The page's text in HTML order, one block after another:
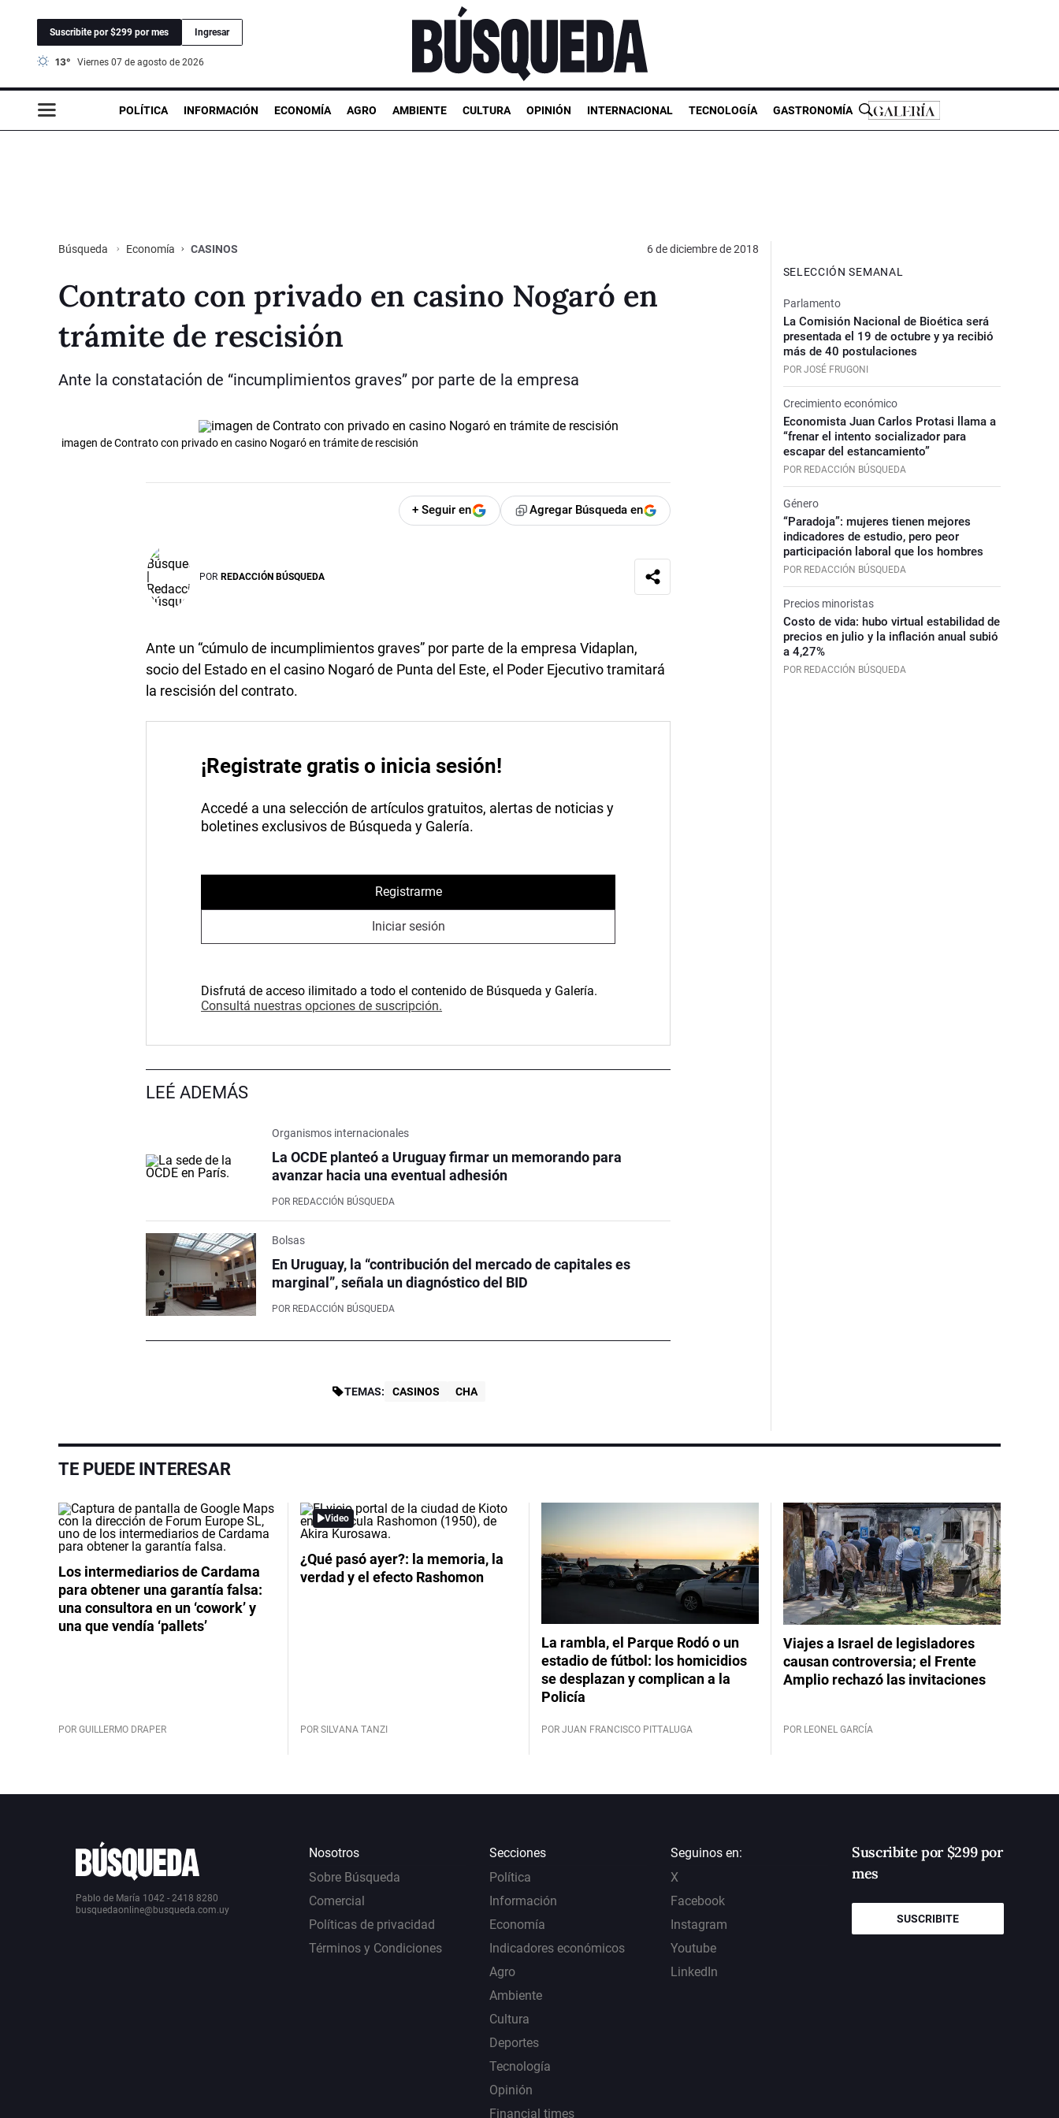
Suscribite por $299 por mes Ingresar
13° viernes 07 de agosto de 2026
POLÍTICA INFORMACIÓN ECONOMÍA AGRO AMBIENTE CULTURA OPINIÓN INTERNACIONAL TECNOLOGÍA GASTRONOMÍA
Búsqueda Economía CASINOS 6 de diciembre de 2018
Contrato con privado en casino Nogaró en
trámite de rescisión
Ante la constatación de “incumplimientos graves” por parte de la empresa
imagen de Contrato con privado en casino Nogaró en trámite de rescisión
+ Seguir en Agregar Búsqueda en
POR REDACCIÓN BÚSQUEDA
Ante un “cúmulo de incumplimientos graves” por parte de la empresa Vidaplan,
socio del Estado en el casino Nogaró de Punta del Este, el Poder Ejecutivo tramitará
la rescisión del contrato.
¡Registrate gratis o inicia sesión!
Accedé a una selección de artículos gratuitos, alertas de noticias y
boletines exclusivos de Búsqueda y Galería.
Registrarme
Iniciar sesión
Disfrutá de acceso ilimitado a todo el contenido de Búsqueda y Galería.
Consultá nuestras opciones de suscripción.
LEÉ ADEMÁS
Organismos internacionales
La OCDE planteó a Uruguay firmar un memorando para
avanzar hacia una eventual adhesión
POR REDACCIÓN BÚSQUEDA
Bolsas
En Uruguay, la “contribución del mercado de capitales es
marginal”, señala un diagnóstico del BID
POR REDACCIÓN BÚSQUEDA
TEMAS: CASINOS CHA
SELECCIÓN SEMANAL
Parlamento
La Comisión Nacional de Bioética será
presentada el 19 de octubre y ya recibió
más de 40 postulaciones
POR JOSÉ FRUGONI
Crecimiento económico
Economista Juan Carlos Protasi llama a
“frenar el intento socializador para
escapar del estancamiento”
POR REDACCIÓN BÚSQUEDA
Género
“Paradoja”: mujeres tienen mejores
indicadores de estudio, pero peor
participación laboral que los hombres
POR REDACCIÓN BÚSQUEDA
Precios minoristas
Costo de vida: hubo virtual estabilidad de
precios en julio y la inflación anual subió
a 4,27%
POR REDACCIÓN BÚSQUEDA
TE PUEDE INTERESAR
Los intermediarios de Cardama
para obtener una garantía falsa:
una consultora en un ‘cowork’ y
una que vendía ‘pallets’
POR GUILLERMO DRAPER
Video
¿Qué pasó ayer?: la memoria, la
verdad y el efecto Rashomon
POR SILVANA TANZI
La rambla, el Parque Rodó o un
estadio de fútbol: los homicidios
se desplazan y complican a la
Policía
POR JUAN FRANCISCO PITTALUGA
Viajes a Israel de legisladores
causan controversia; el Frente
Amplio rechazó las invitaciones
POR LEONEL GARCÍA
Pablo de María 1042 - 2418 8280
busquedaonline@busqueda.com.uy
Nosotros
Sobre Búsqueda
Comercial
Políticas de privacidad
Términos y Condiciones
Secciones
Política
Información
Economía
Indicadores económicos
Agro
Ambiente
Cultura
Deportes
Tecnología
Opinión
Financial times
Seguinos en:
X
Facebook
Instagram
Youtube
LinkedIn
Suscribite por $299 por
mes
SUSCRIBITE